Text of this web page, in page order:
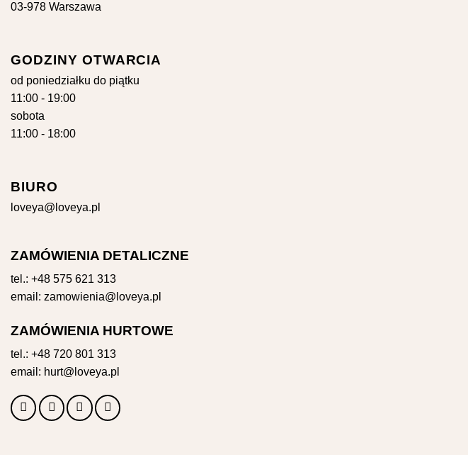
03-978 Warszawa
GODZINY OTWARCIA
od poniedziałku do piątku
11:00 - 19:00
sobota
11:00 - 18:00
BIURO
loveya@loveya.pl
ZAMÓWIENIA DETALICZNE
tel.: +48 575 621 313
email: zamowienia@loveya.pl
ZAMÓWIENIA HURTOWE
tel.: +48 720 801 313
email: hurt@loveya.pl